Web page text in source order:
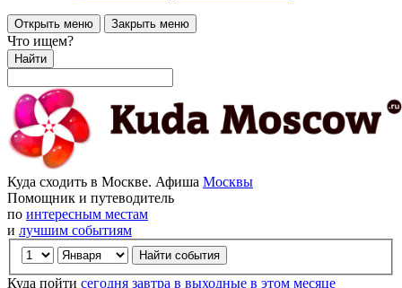
Открыть меню Закрыть меню
Что ищем?
Найти
Куда сходить в Москве. Афиша Москвы
Помощник и путеводитель
по интересным местам
и лучшим событиям
Куда пойти сегодня завтра в выходные в этом месяце